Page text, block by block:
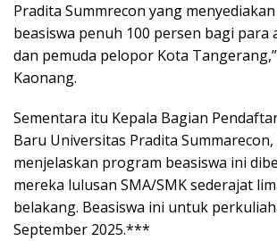
Pradita Summrecon yang
beasiswa penuh 100 persen bagi
dan pemuda pelopor Kota
Kaonang.
Sementara itu Kepala Bagian
Baru Universitas Pradita Summarecon,
menjelaskan program beasiswa ini
mereka lulusan SMA/SMK sederajat
belakang. Beasiswa ini untuk
September 2025.***